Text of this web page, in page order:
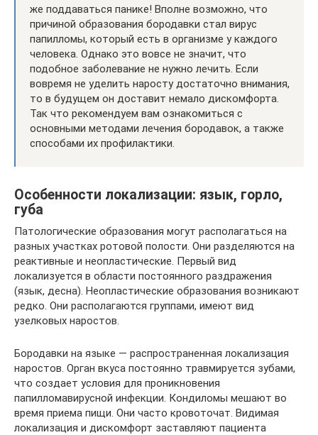
же поддаваться панике! Вполне возможно, что
причиной образования бородавки стал вирус
папилломы, который есть в организме у каждого
человека. Однако это вовсе не значит, что
подобное заболевание не нужно лечить. Если
вовремя не уделить наросту достаточно внимания,
то в будущем он доставит немало дискомфорта.
Так что рекомендуем вам ознакомиться с
основными методами лечения бородавок, а также
способами их профилактики.
Особенности локализации: язык, горло,
губа
Патологические образования могут располагаться на
разных участках ротовой полости. Они разделяются на
реактивные и неопластические. Первый вид
локализуется в области постоянного раздражения
(язык, десна). Неопластические образования возникают
редко. Они располагаются группами, имеют вид
узелковых наростов.
Бородавки на языке — распространенная локализация
наростов. Орган вкуса постоянно травмируется зубами,
что создает условия для проникновения
папилломавирусной инфекции. Кондиломы мешают во
время приема пищи. Они часто кровоточат. Видимая
локализация и дискомфорт заставляют пациента